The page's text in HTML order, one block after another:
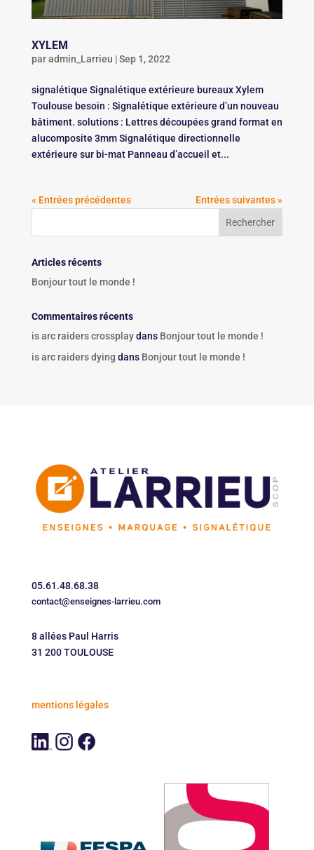
XYLEM
paradmin_Larrieu |Sep 1, 2022
signalétique Signalétique extérieure bureaux Xylem
Toulouse besoin : Signalétique extérieure d’un nouveau
bâtiment. solutions : Lettres découpées grand format en
alucomposite 3mm Signalétique directionnelle
extérieure sur bi-mat Panneau d’accueil et...
« Entrées précédentes Entrées suivantes »
Articles récents
Bonjour tout le monde !
Commentaires récents
is arc raiders crossplaydans Bonjour tout le monde !
is arc raiders dying dans Bonjour tout le monde !
05.61.48.68.38
contact@enseignes-larrieu.com
8 allées Paul Harris
31 200 TOULOUSE
mentions légales